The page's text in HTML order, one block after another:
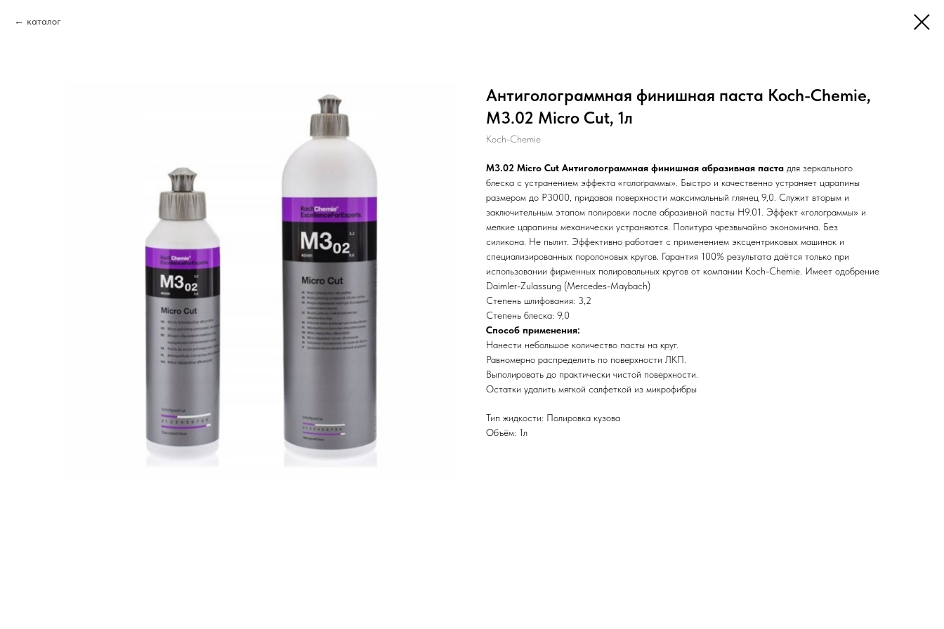
каталог
Антиголограммная финишная паста Koch-Chemie,
M3.02 Micro Cut, 1л
Koch-Chemie
M3.02 Micro Cut Антиголограммная финишная абразивная паста для зеркального
блеска с устранением эффекта «голограммы». Быстро и качественно устраняет царапины
размером до P3000, придавая поверхности максимальный глянец 9,0. Служит вторым и
заключительным этапом полировки после абразивной пасты H9.01. Эффект «голограммы» и
мелкие царапины механически устраняются. Политура чрезвычайно экономична. Без
силикона. Не пылит. Эффективно работает с применением эксцентриковых машинок и
специализированных поролоновых кругов. Гарантия 100% результата даётся только при
использовании фирменных полировальных кругов от компании Koch-Chemie. Имеет одобрение
Daimler-Zulassung (Mercedes-Maybach)
Степень шлифования: 3,2
Степень блеска: 9,0
Способ применения:
Нанести небольшое количество пасты на круг.
Равномерно распределить по поверхности ЛКП.
Выполировать до практически чистой поверхности.
Остатки удалить мягкой салфеткой из микрофибры
Тип жидкости: Полировка кузова
Объём: 1л